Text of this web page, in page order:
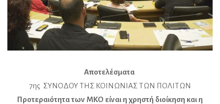
Αποτελέσματα
7ης ΣΥΝΟΔΟΥ ΤΗΣ ΚΟΙΝΩΝΙΑΣ ΤΩΝ ΠΟΛΙΤΩΝ
Προτεραιότητα των ΜΚΟ είναι η χρηστή διοίκηση και η